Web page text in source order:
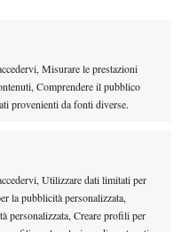
Misurare le prestazioni
Comprendere il pubblico
provenienti da fonti diverse.
Utilizzare dati limitati per
la pubblicità personalizzata,
personalizzata, Creare profili per
Alex
ai quarti dello Us Open e
a Flushing Meadows
su cemento può dire
di qualche problema di
DI MUSETTI
di un 2025 complicato,